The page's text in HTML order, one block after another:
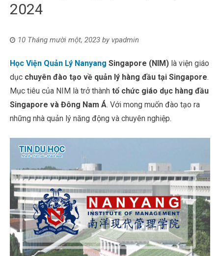
2024
10 Tháng mười một, 2023 by vpadmin
Học Viện Quản Lý Nanyang Singapore (NIM) là viện giáo
dục chuyên đào tạo về quản lý hàng đầu tại Singapore.
Mục tiêu của NIM là trở thành tổ chức giáo dục hàng đầu
Singapore và Đông Nam Á. Với mong muốn đào tạo ra
những nhà quản lý năng động và chuyên nghiệp.